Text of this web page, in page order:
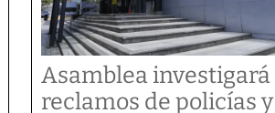
Asamblea investigará
reclamos de policías y